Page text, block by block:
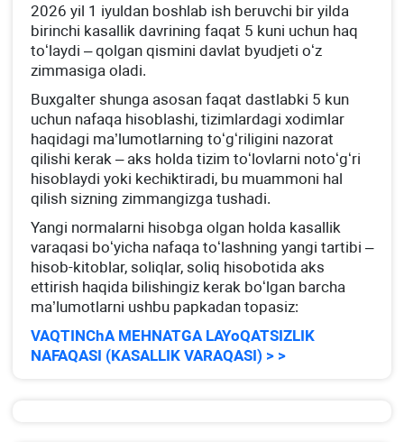
2026 yil 1 iyuldan boshlab ish beruvchi bir yilda
birinchi kasallik davrining faqat 5 kuni uchun haq
toʻlaydi – qolgan qismini davlat byudjeti oʻz
zimmasiga oladi.
Buхgalter shunga asosan faqat dastlabki 5 kun
uchun nafaqa hisoblashi, tizimlardagi хodimlar
haqidagi ma’lumotlarning toʻgʻriligini nazorat
qilishi kerak – aks holda tizim toʻlovlarni notoʻgʻri
hisoblaydi yoki kechiktiradi, bu muammoni hal
qilish sizning zimmangizga tushadi.
Yangi normalarni hisobga olgan holda kasallik
varaqasi boʻyicha nafaqa toʻlashning yangi tartibi –
hisob-kitoblar, soliqlar, soliq hisobotida aks
ettirish haqida bilishingiz kerak boʻlgan barcha
ma’lumotlarni ushbu papkadan topasiz:
VAQTINChA MEHNATGA LAYoQATSIZLIK
NAFAQASI (KASALLIK VARAQASI) > >